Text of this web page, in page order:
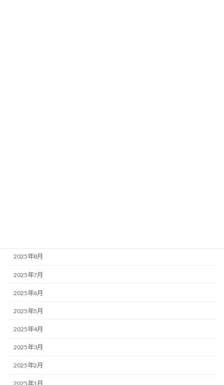
2025年8月
2025年7月
2025年6月
2025年5月
2025年4月
2025年3月
2025年2月
2025年1月